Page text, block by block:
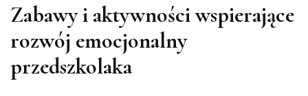
Zabawy i aktywności wspierające
rozwój emocjonalny
przedszkolaka